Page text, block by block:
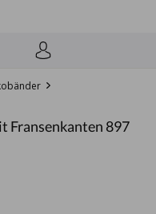
Fransenkanten 897